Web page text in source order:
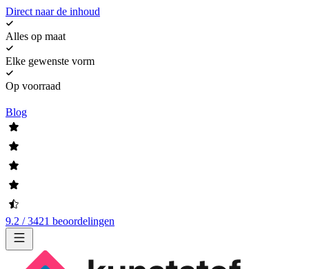
Direct naar de inhoud
Alles op maat
Elke gewenste vorm
Op voorraad
Blog
9.2 / 3421 beoordelingen